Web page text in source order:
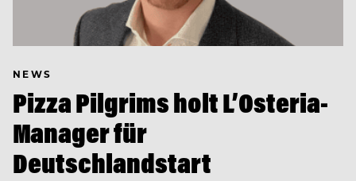
NEWS
Pizza Pilgrims holt L’Osteria-
Manager für
Deutschlandstart